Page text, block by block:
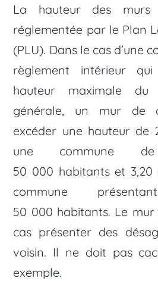
La hauteur des
réglementée par le Plan
(PLU). Dans le cas d’une
règlement intérieur
hauteur maximale
générale, un mur de
excéder une hauteur de
une commune
50 000 habitants et 3,20
commune
50 000 habitants. Le
cas présenter des
voisin. Il ne doit pas
exemple.